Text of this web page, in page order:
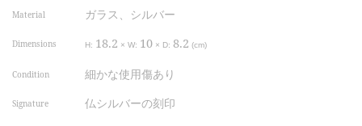
Material ガラス、シルバー
Dimensions H: 18.2 × W: 10 × D: 8.2 (cm)
Condition 細かな使用傷あり
Signature 仏シルバーの刻印